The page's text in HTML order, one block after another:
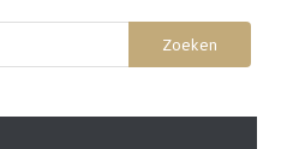
Zoeken